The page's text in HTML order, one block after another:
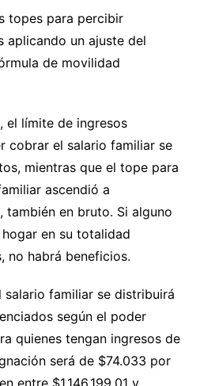
topes para percibir
aplicando un ajuste del
de movilidad
el límite de ingresos
cobrar el salario familiar se
mientras que el tope para
ascendió a
también en bruto. Si alguno
en su totalidad
no habrá beneficios.
familiar se distribuirá
según el poder
quienes tengan ingresos de
será de $74.033 por
entre $1.146.199,01 y